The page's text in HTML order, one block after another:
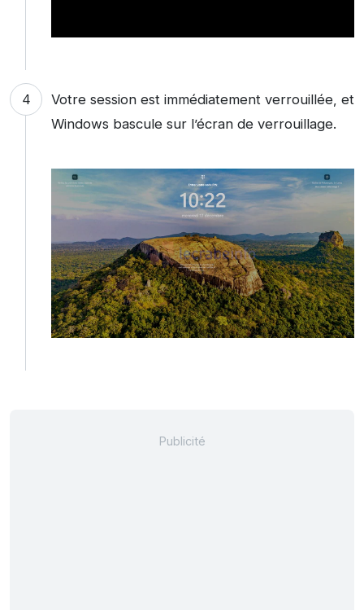
Votre session est immédiatement verrouillée, et
Windows bascule sur l’écran de verrouillage.